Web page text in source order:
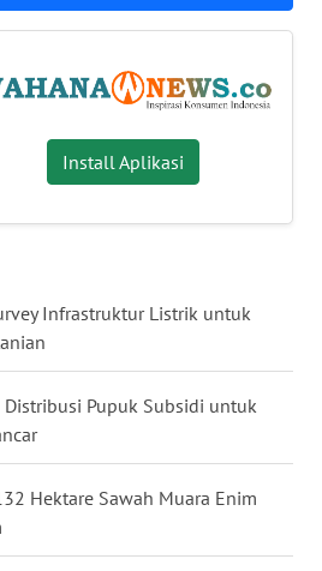
Install Aplikasi
Infrastruktur Listrik untuk
Pupuk Subsidi untuk
Hektare Sawah Muara Enim